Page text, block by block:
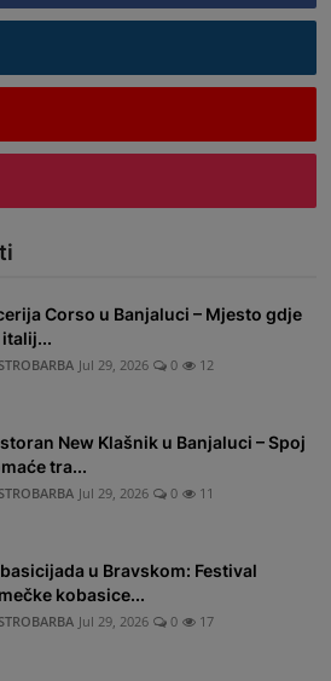
Corso u Banjaluci – Mjesto gdje
italij...
Jul 29, 2026 0 12
New Klašnik u Banjaluci – Spoj
tra...
Jul 29, 2026 0 11
u Bravskom: Festival
kobasice...
Jul 29, 2026 0 17